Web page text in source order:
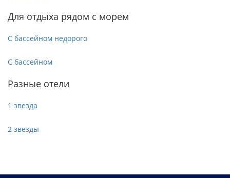
Для отдыха рядом с морем
С бассейном недорого
С бассейном
Разные отели
1 звезда
2 звезды